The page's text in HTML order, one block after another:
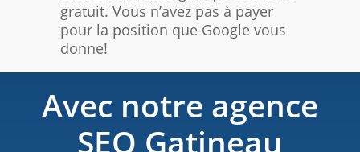
gratuit. Vous n’avez pas à payer
pour la position que Google vous
donne!
Avec notre agence
SEO Gatineau